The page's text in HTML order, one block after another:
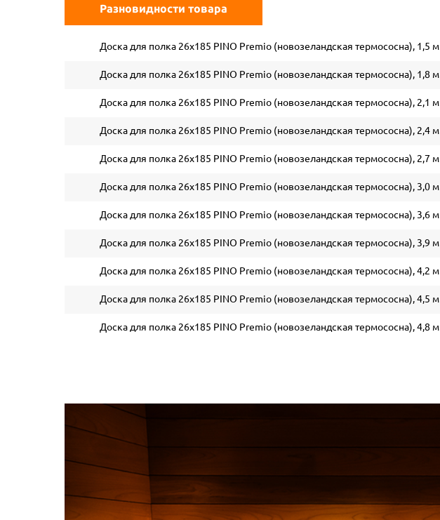
Разновидности товара
Доска для полка 26х185 PINO Premio (новозеландская термососна), 1,5 м
Доска для полка 26х185 PINO Premio (новозеландская термососна), 1,8 м
Доска для полка 26х185 PINO Premio (новозеландская термососна), 2,1 м
Доска для полка 26х185 PINO Premio (новозеландская термососна), 2,4 м
Доска для полка 26х185 PINO Premio (новозеландская термососна), 2,7 м
Доска для полка 26х185 PINO Premio (новозеландская термососна), 3,0 м
Доска для полка 26х185 PINO Premio (новозеландская термососна), 3,6 м
Доска для полка 26х185 PINO Premio (новозеландская термососна), 3,9 м
Доска для полка 26х185 PINO Premio (новозеландская термососна), 4,2 м
Доска для полка 26х185 PINO Premio (новозеландская термососна), 4,5 м
Доска для полка 26х185 PINO Premio (новозеландская термососна), 4,8 м